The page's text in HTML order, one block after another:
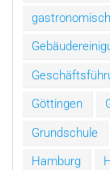
Göttingen
Grundschule
Hamburg